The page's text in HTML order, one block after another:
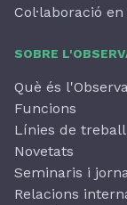
Col·laboració
SOBRE
Què és
Funcions
Línies de treball
Novetats
Seminaris i
Relacions